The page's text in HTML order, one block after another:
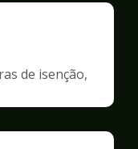
de isenção,